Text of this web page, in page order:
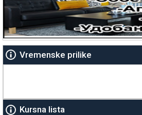
Vremenske prilike
Kursna lista